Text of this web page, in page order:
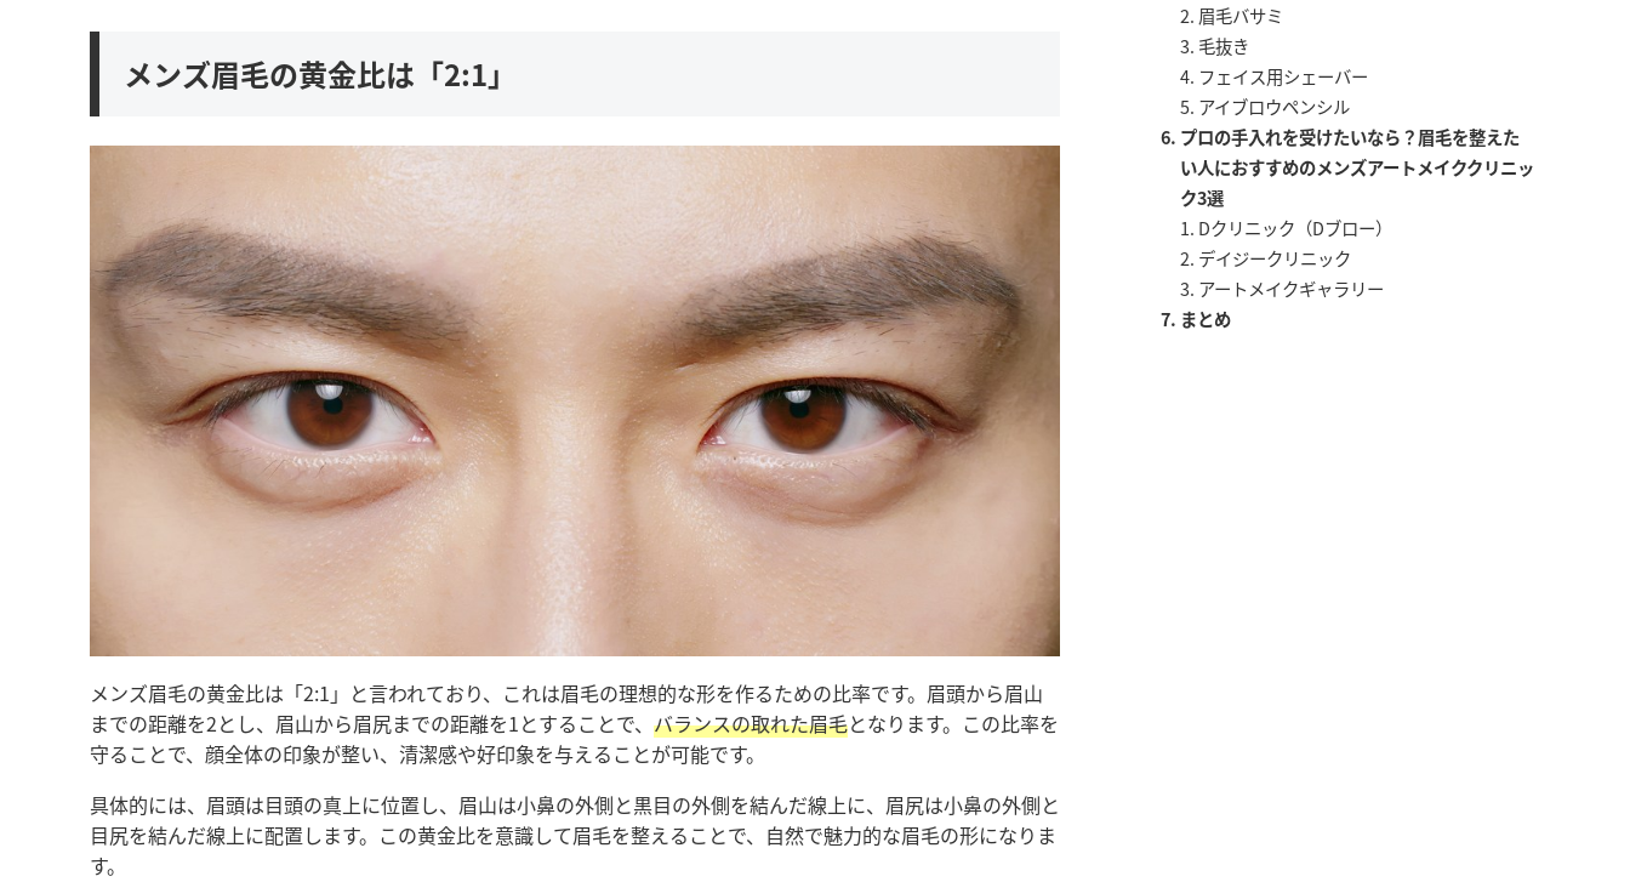
メンズ眉毛の黄金比は「2:1」
メンズ眉毛の黄金比は「2:1」と言われており、これは眉毛の理想的な形を作るための比率です。眉頭から眉山
までの距離を2とし、眉山から眉尻までの距離を1とすることで、 バランスの取れた眉毛となります。この比率を
守ることで、顔全体の印象が整い、清潔感や好印象を与えることが可能です。
具体的には、眉頭は目頭の真上に位置し、眉山は小鼻の外側と黒目の外側を結んだ線上に、眉尻は小鼻の外側と
目尻を結んだ線上に配置します。この黄金比を意識して眉毛を整えることで、自然で魅力的な眉毛の形になりま
す。
眉毛バサミ
毛抜き
フェイス用シェーバー
アイブロウペンシル
プロの手入れを受けたいなら？眉毛を整えた
い人におすすめのメンズアートメイククリニッ
ク3選
Dクリニック（Dブロー）
デイジークリニック
アートメイクギャラリー
まとめ